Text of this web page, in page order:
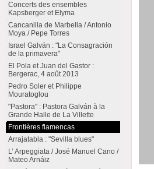
Concerts des ensembles
Kapsberger et Elyma
Cancanilla de Marbella / Antonio
Moya / Pepe Torres
Israel Galván : "La Consagración
de la primavera"
El Pola et Juan del Gastor :
Bergerac, 4 août 2013
Pedro Soler et Philippe
Mouratoglou
"Pastora" : Pastora Galván à la
Grande Halle de La Villette
Frontières flamencas
Arrajatabla : "Sevilla blues"
L’ Arpeggiata / José Manuel Cano /
Mateo Arnáiz